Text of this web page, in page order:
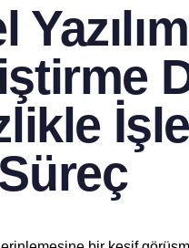
Yazılım